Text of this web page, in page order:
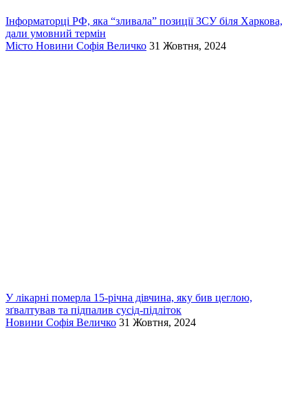
Інформаторці РФ, яка “зливала” позиції ЗСУ біля Харкова,
дали умовний термін
Місто Новини Софія Величко 31 Жовтня, 2024
У лікарні померла 15-річна дівчина, яку бив цеглою,
зґвалтував та підпалив сусід-підліток
Новини Софія Величко 31 Жовтня, 2024